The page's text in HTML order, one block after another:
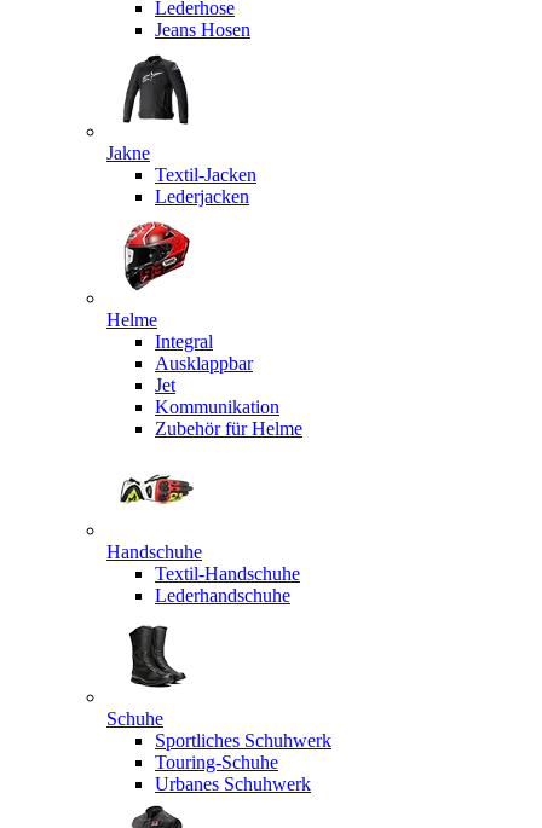
Lederhose
Jeans Hosen
Jakne
Textil-Jacken
Lederjacken
Helme
Integral
Ausklappbar
Jet
Kommunikation
Zubehör für Helme
Handschuhe
Textil-Handschuhe
Lederhandschuhe
Schuhe
Sportliches Schuhwerk
Touring-Schuhe
Urbanes Schuhwerk